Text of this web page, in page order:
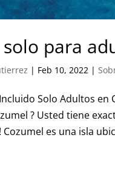
solo para
| Feb 10, 2022 |
Solo Adultos
? Usted tiene
es una isla